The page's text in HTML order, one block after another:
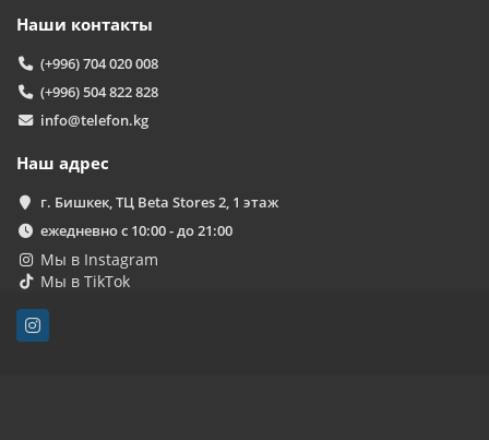
Наши контакты
(+996) 704 020 008
(+996) 504 822 828
info@telefon.kg
Наш адрес
г. Бишкек, ТЦ Beta Stores 2, 1 этаж
ежедневно с 10:00 - до 21:00
Мы в Instagram
Мы в TikTok